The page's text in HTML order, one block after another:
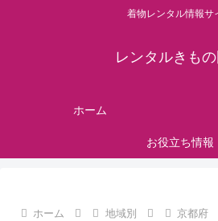
着物レンタル情報サ
レンタルきも
ホーム
お役立ち情報
ホーム 地域別 京都府